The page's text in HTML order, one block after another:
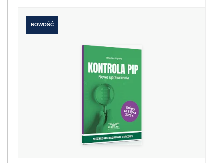
NOWOŚĆ